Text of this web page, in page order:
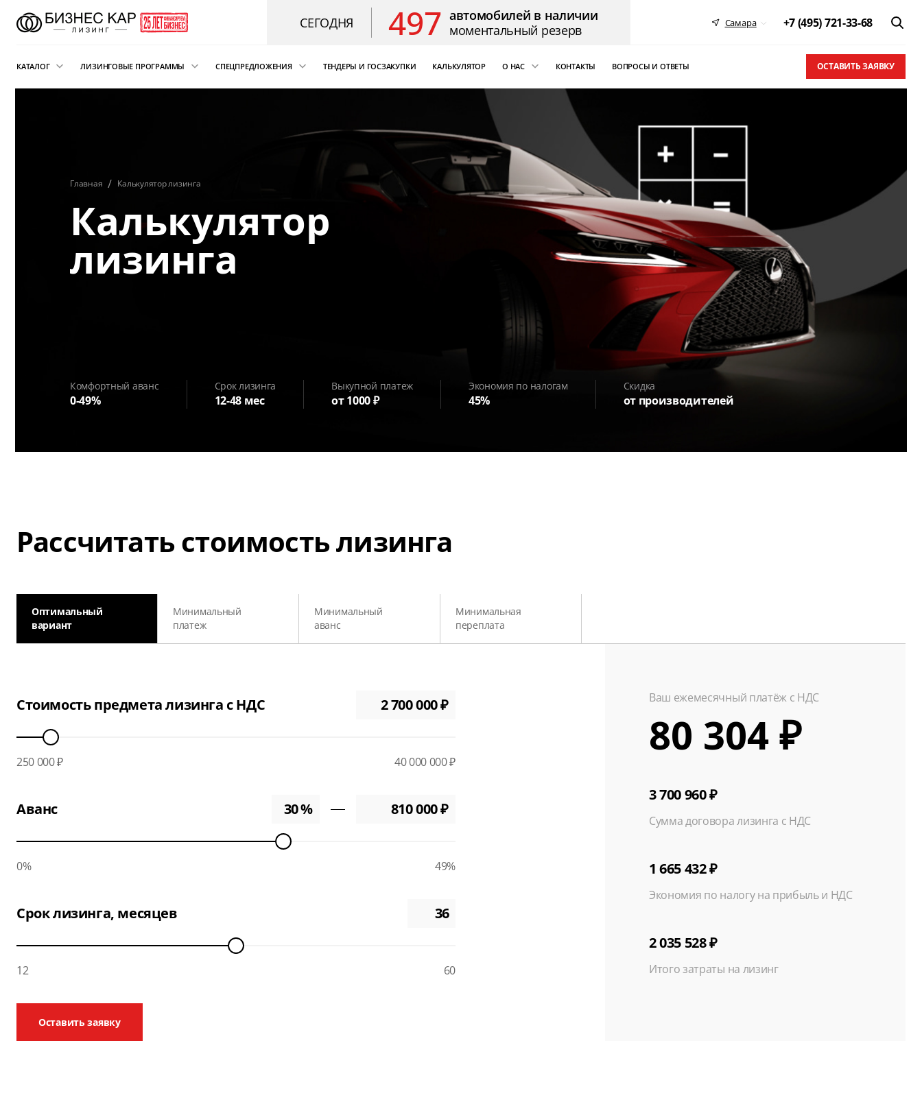
СЕГОДНЯ 497 автомобилей в наличии
моментальный резерв
Самара +7 (495) 721-33-68
КАТАЛОГ
Складская техника
Грузовые автомобили
Спецтехника
Коммерческий транспорт
ЛИЗИНГОВЫЕ ПРОГРАММЫ
Подписка на автомобиль
Возвратный лизинг
Трейд-ин автомобиля в лизинг
СПЕЦПРЕДЛОЖЕНИЯ ТЕНДЕРЫ И ГОСЗАКУПКИ КАЛЬКУЛЯТОР О НАС
«Бизнес Кар Лизинг» в ТОП-10
компаний России
Благодарственные письма
КОНТАКТЫ ВОПРОСЫ И ОТВЕТЫ ОСТАВИТЬ ЗАЯВКУ
Главная Калькулятор лизинга
Калькулятор
лизинга
Комфортный аванс
0-49%
Cрок лизинга
12-48 мес
Выкупной платеж
от 1000 ₽
Экономия по налогам
45%
Скидка
от производителей
Рассчитать стоимость лизинга
Оптимальный
вариант
Минимальный
платеж
Минимальный
аванс
Минимальная
переплата
Стоимость предмета лизинга с НДС
250 000 ₽ 40 000 000 ₽
Аванс
0% 49%
Срок лизинга, месяцев
12 60
Оставить заявку
Ваш ежемесячный платёж с НДС
80 304 ₽
3 700 960 ₽
Сумма договора лизинга с НДС
1 665 432 ₽
Экономия по налогу на прибыль и НДС
2 035 528 ₽
Итого затраты на лизинг